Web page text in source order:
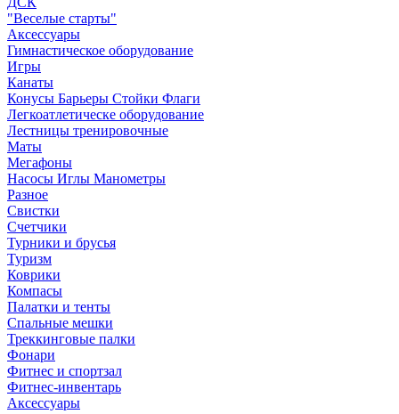
"Веселые старты"
Аксессуары
Гимнастическое оборудование
Игры
Канаты
Конусы Барьеры Стойки Флаги
Легкоатлетическе оборудование
Лестницы тренировочные
Маты
Мегафоны
Насосы Иглы Манометры
Разное
Свистки
Счетчики
Турники и брусья
Туризм
Коврики
Компасы
Палатки и тенты
Спальные мешки
Треккинговые палки
Фонари
Фитнес и спортзал
Фитнес-инвентарь
Аксессуары